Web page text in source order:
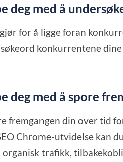
deg med å
for å ligge foran
konkurrentene
deg med å spore
fremgangen din over tid
Chrome-utvidelse kan
organisk trafikk,